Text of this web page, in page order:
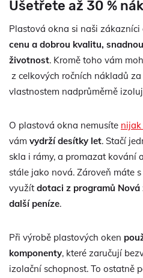
Ušetřete až 30 %
Plastová okna si naši
cenu a dobrou kvalitu,
životnost. Kromě toho vám
z celkových ročních nákladů
vlastnostem nadprůměrně
O plastová okna nemusíte nijak
vám vydrží desítky let. Stačí
skla i rámy, a promazat kování
stále jako nová. Zároveň máte
využít dotaci z programů
další peníze.
Při výrobě plastových oken
komponenty, které zaručují
izolační schopnost. To ostatně